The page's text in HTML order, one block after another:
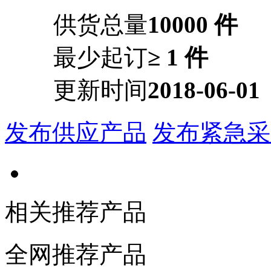
供货总量10000 件
最少起订≥ 1 件
更新时间2018-06-01
发布供应产品 发布紧急
相关推荐产品
全网推荐产品